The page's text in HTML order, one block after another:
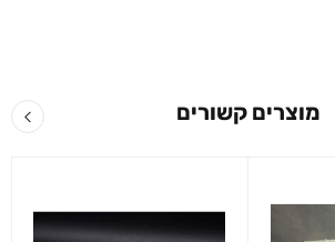
מוצרים קשורים